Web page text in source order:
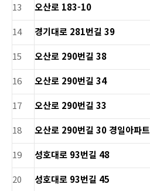
13
오산로 183-10
14
경기대로 281번길 39
15
오산로 290번길 38
16
오산로 290번길 34
17
오산로 290번길 33
18
오산로 290번길 30 경일아파트
19
성호대로 93번길 48
20
성호대로 93번길 45